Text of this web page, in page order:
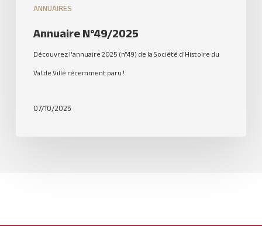
ANNUAIRES
Annuaire N°49/2025
Découvrez l'annuaire 2025 (n°49) de la Société d'Histoire du
Val de Villé récemment paru !
07/10/2025